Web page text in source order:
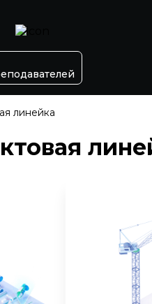
линейка